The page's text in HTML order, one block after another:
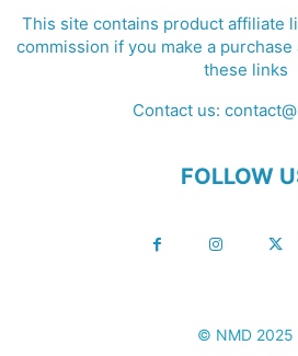
This site contains product affiliate
commission if you make a
these links
Contact us:
FOLLOW
© NMD 2025